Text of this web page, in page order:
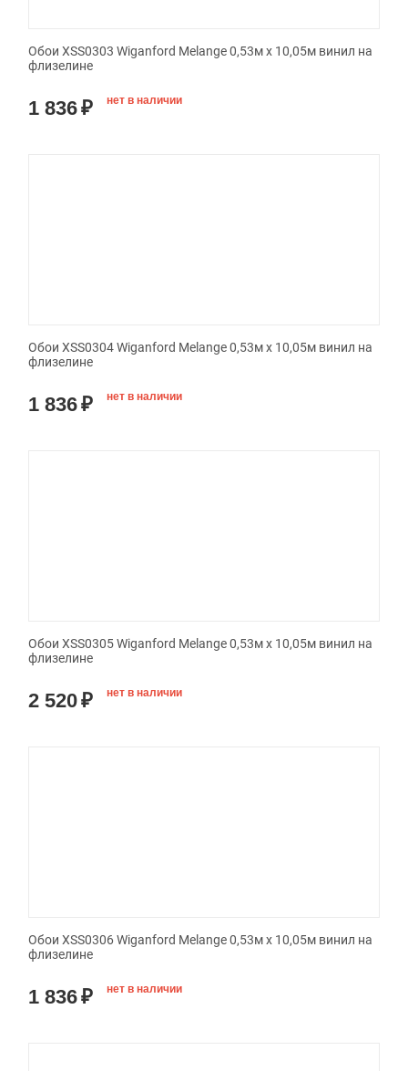
Обои XSS0303 Wiganford Melange 0,53м x 10,05м винил на
флизелине
1 836₽ нет в наличии
Обои XSS0304 Wiganford Melange 0,53м x 10,05м винил на
флизелине
1 836₽ нет в наличии
Обои XSS0305 Wiganford Melange 0,53м x 10,05м винил на
флизелине
2 520₽ нет в наличии
Обои XSS0306 Wiganford Melange 0,53м x 10,05м винил на
флизелине
1 836₽ нет в наличии